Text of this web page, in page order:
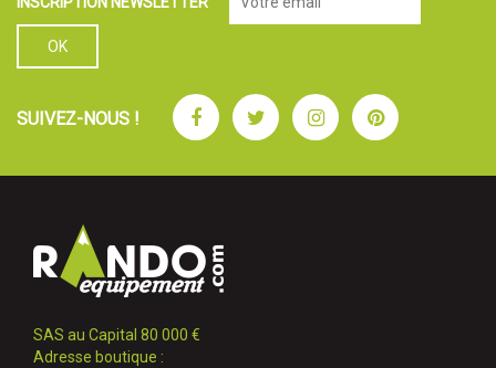
SUIVEZ-NOUS ! FacebookTwitterInstagramPinterest
SAS au Capital 80 000 €
Adresse boutique :